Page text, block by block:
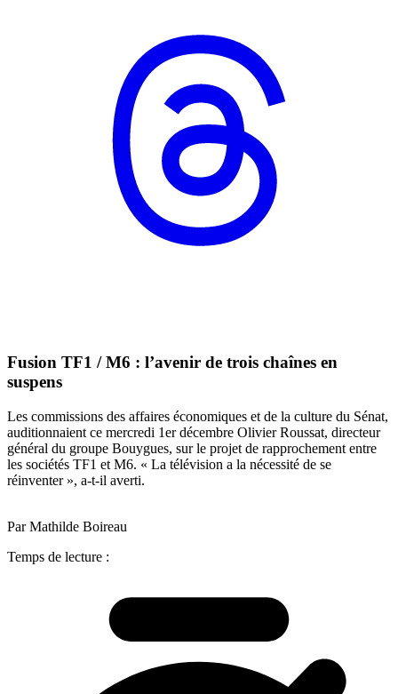
Fusion TF1 / M6 : l’avenir de trois chaînes en
suspens
Les commissions des affaires économiques et de la culture du Sénat,
auditionnaient ce mercredi 1er décembre Olivier Roussat, directeur
général du groupe Bouygues, sur le projet de rapprochement entre
les sociétés TF1 et M6. « La télévision a la nécessité de se
réinventer », a-t-il averti.
Par Mathilde Boireau
Temps de lecture :